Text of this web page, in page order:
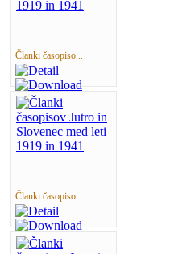
Članki časopiso...
Članki časopiso...